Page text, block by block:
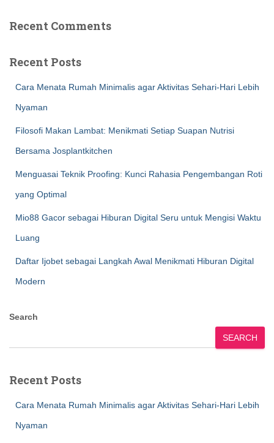
Recent Comments
Recent Posts
Cara Menata Rumah Minimalis agar Aktivitas Sehari-Hari Lebih
Nyaman
Filosofi Makan Lambat: Menikmati Setiap Suapan Nutrisi
Bersama Josplantkitchen
Menguasai Teknik Proofing: Kunci Rahasia Pengembangan Roti
yang Optimal
Mio88 Gacor sebagai Hiburan Digital Seru untuk Mengisi Waktu
Luang
Daftar Ijobet sebagai Langkah Awal Menikmati Hiburan Digital
Modern
Search
SEARCH
Recent Posts
Cara Menata Rumah Minimalis agar Aktivitas Sehari-Hari Lebih
Nyaman